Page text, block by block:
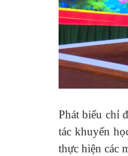
Phát biểu chỉ
tác khuyến
thực hiện các